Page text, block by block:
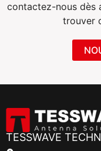
contactez-nous dès
trouver
TESSWAVE